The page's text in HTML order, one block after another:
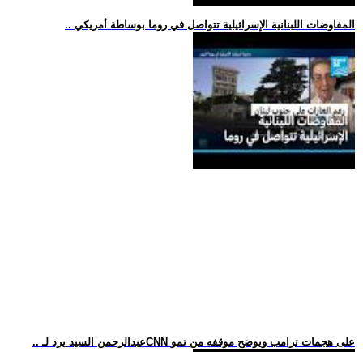
.. المفاوضات اللبنانية الإسرائيلية تتواصل في روما بوساطة أمريكي
.. عبدالرحمن السيد يرد لـCNN على هجمات ترامب ويوضح موقفه من تمو